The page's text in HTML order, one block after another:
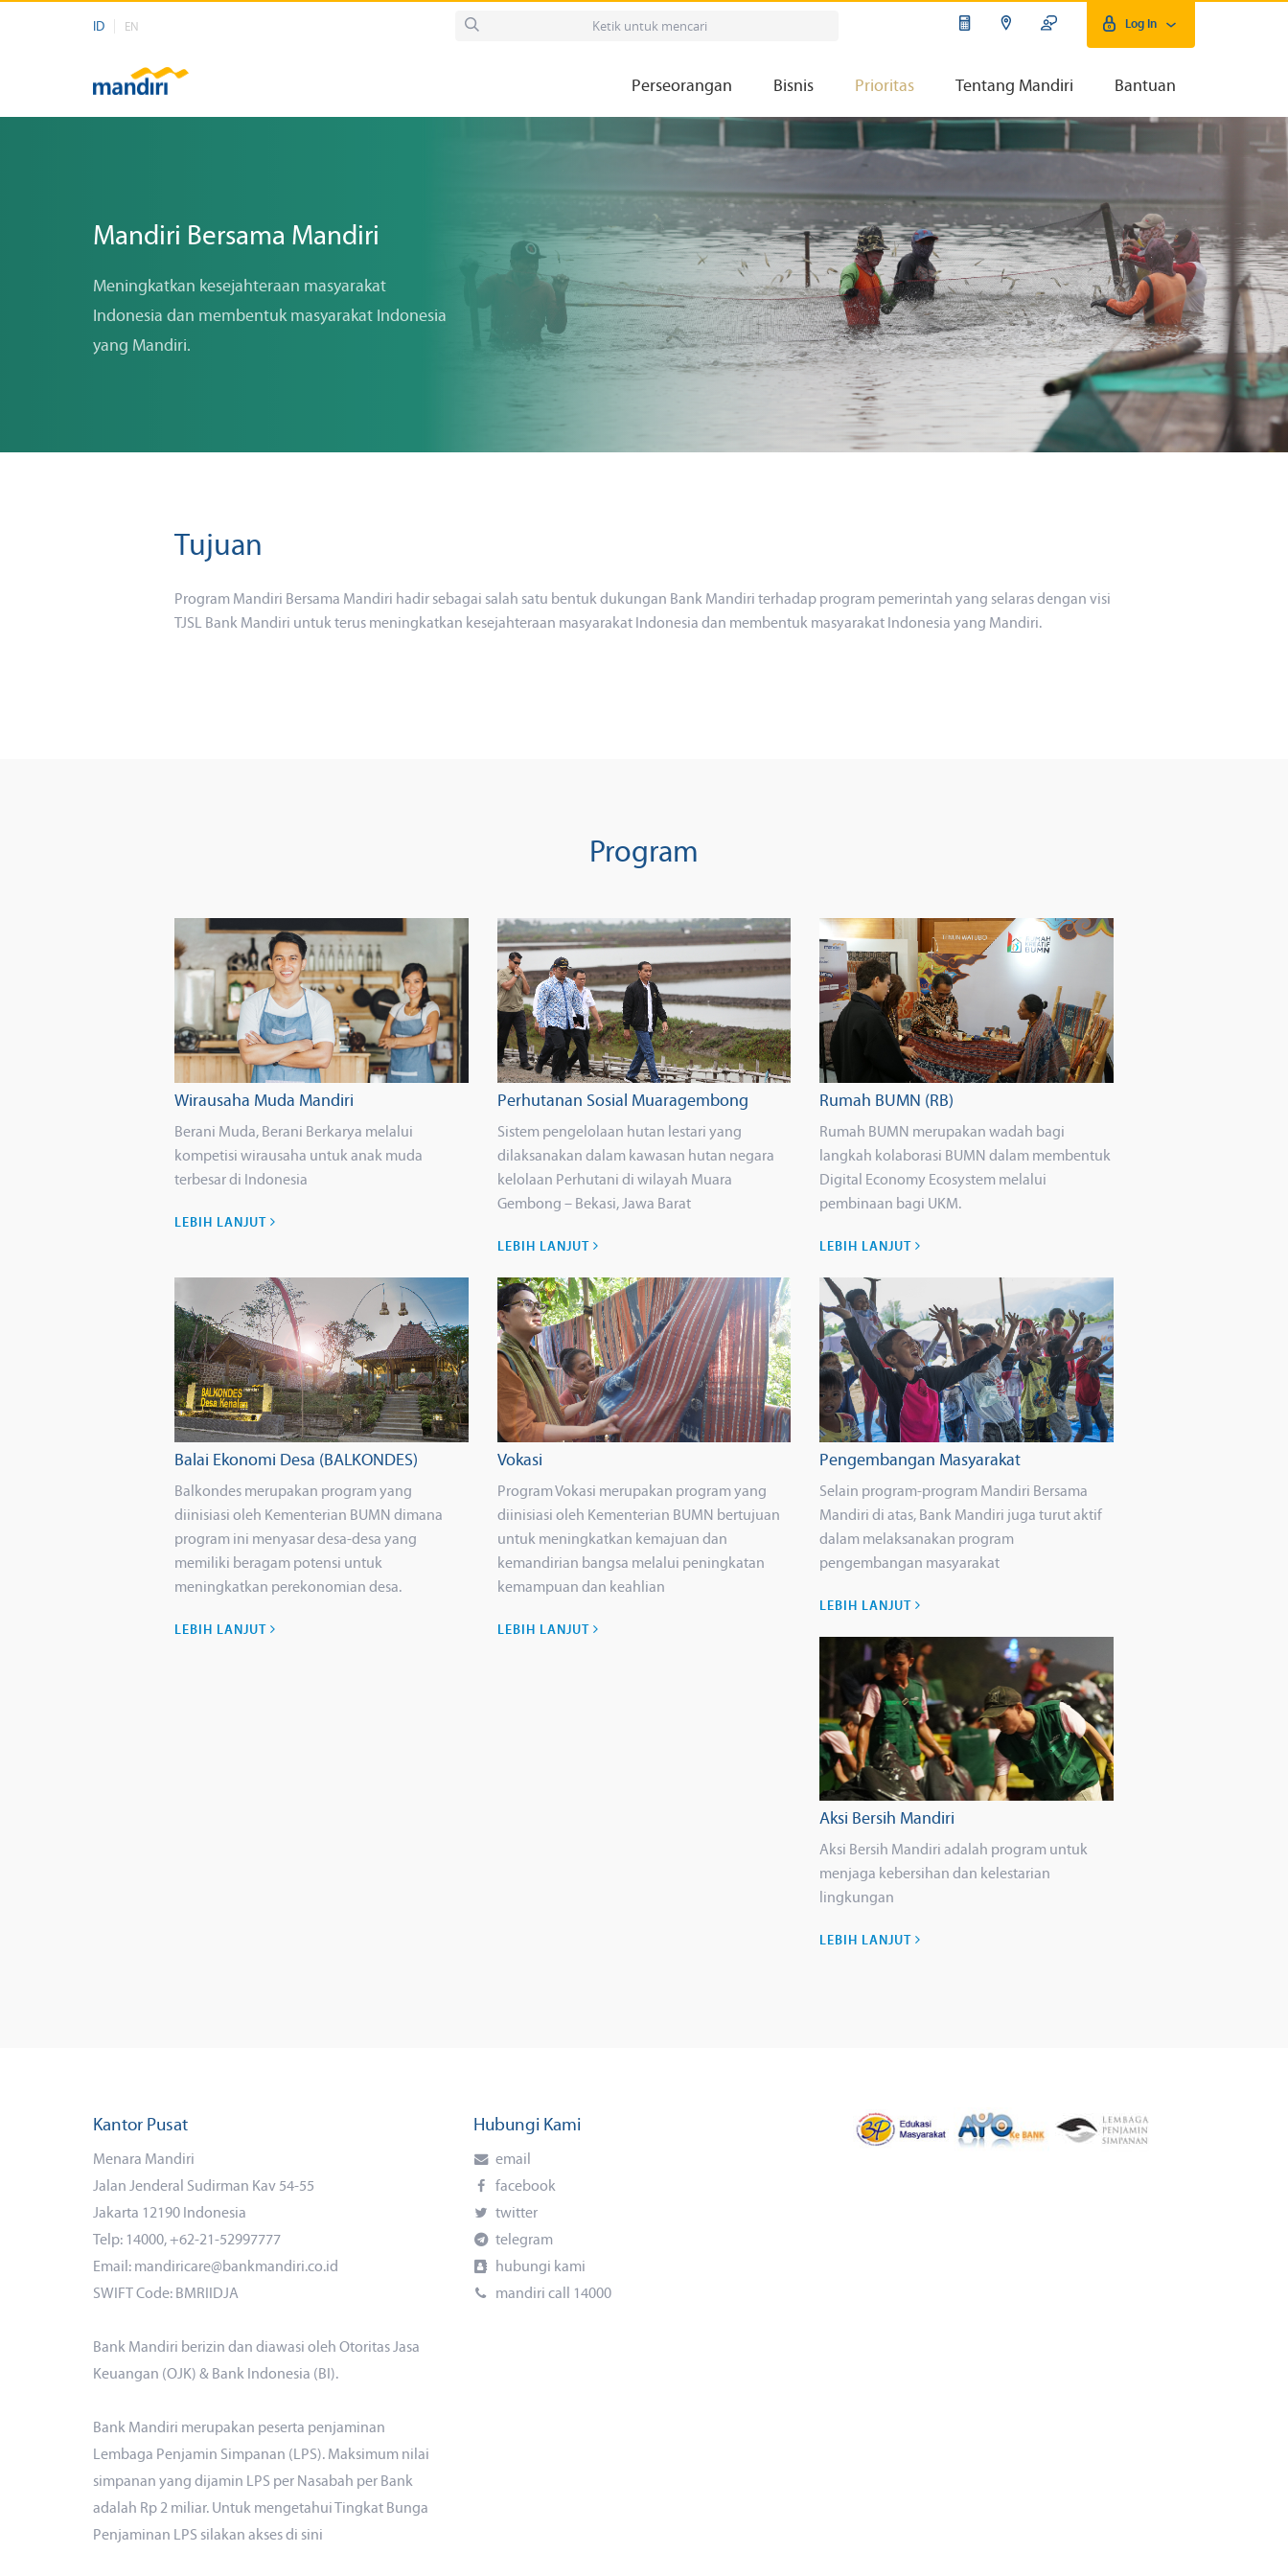
ID EN Log In
Perseorangan Bisnis Prioritas Tentang Mandiri Bantuan
Mandiri Bersama Mandiri
Meningkatkan kesejahteraan masyarakat
Indonesia dan membentuk masyarakat Indonesia
yang Mandiri.
Tujuan
Program Mandiri Bersama Mandiri hadir sebagai salah satu bentuk dukungan Bank Mandiri terhadap program pemerintah yang selaras dengan visi
TJSL Bank Mandiri untuk terus meningkatkan kesejahteraan masyarakat Indonesia dan membentuk masyarakat Indonesia yang Mandiri.
Program
Wirausaha Muda Mandiri
Berani Muda, Berani Berkarya melalui
kompetisi wirausaha untuk anak muda
terbesar di Indonesia
LEBIH LANJUT
Perhutanan Sosial Muaragembong
Sistem pengelolaan hutan lestari yang
dilaksanakan dalam kawasan hutan negara
kelolaan Perhutani di wilayah Muara
Gembong – Bekasi, Jawa Barat
LEBIH LANJUT
Rumah BUMN (RB)
Rumah BUMN merupakan wadah bagi
langkah kolaborasi BUMN dalam membentuk
Digital Economy Ecosystem melalui
pembinaan bagi UKM.
LEBIH LANJUT
Balai Ekonomi Desa (BALKONDES)
Balkondes merupakan program yang
diinisiasi oleh Kementerian BUMN dimana
program ini menyasar desa-desa yang
memiliki beragam potensi untuk
meningkatkan perekonomian desa.
LEBIH LANJUT
Vokasi
Program Vokasi merupakan program yang
diinisiasi oleh Kementerian BUMN bertujuan
untuk meningkatkan kemajuan dan
kemandirian bangsa melalui peningkatan
kemampuan dan keahlian
LEBIH LANJUT
Pengembangan Masyarakat
Selain program-program Mandiri Bersama
Mandiri di atas, Bank Mandiri juga turut aktif
dalam melaksanakan program
pengembangan masyarakat
LEBIH LANJUT
Aksi Bersih Mandiri
Aksi Bersih Mandiri adalah program untuk
menjaga kebersihan dan kelestarian
lingkungan
LEBIH LANJUT
Kantor Pusat
Menara Mandiri
Jalan Jenderal Sudirman Kav 54-55
Jakarta 12190 Indonesia
Telp: 14000, +62-21-52997777
Email: mandiricare@bankmandiri.co.id
SWIFT Code: BMRIIDJA
Bank Mandiri berizin dan diawasi oleh Otoritas Jasa
Keuangan (OJK) & Bank Indonesia (BI).
Bank Mandiri merupakan peserta penjaminan
Lembaga Penjamin Simpanan (LPS). Maksimum nilai
simpanan yang dijamin LPS per Nasabah per Bank
adalah Rp 2 miliar. Untuk mengetahui Tingkat Bunga
Penjaminan LPS silakan akses di sini
Hubungi Kami
email
facebook
twitter
telegram
hubungi kami
mandiri call 14000